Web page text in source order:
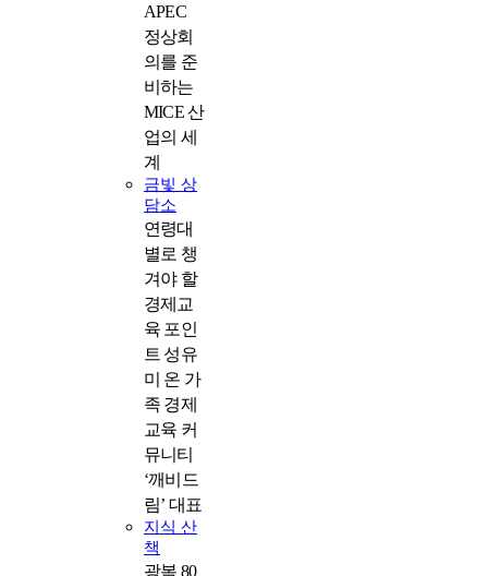
APEC
정상회
의를 준
비하는
MICE 산
업의 세
계
금빛 상
담소
연령대
별로 챙
겨야 할
경제교
육 포인
트 성유
미 온 가
족 경제
교육 커
뮤니티
‘깨비드
림’ 대표
지식 산
책
광복 80